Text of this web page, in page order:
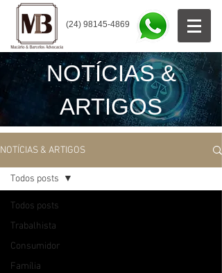
(24) 98145-4869
NOTÍCIAS &
ARTIGOS
NOTÍCIAS & ARTIGOS
Todos posts
Trabalhista
Consumidor
Família
Todos posts